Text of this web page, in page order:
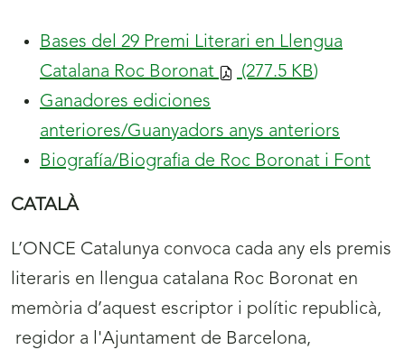
Bases del 29 Premi Literari en Llengua
Catalana Roc Boronat
(277.5 KB)
Ganadores ediciones
anteriores/Guanyadors anys anteriors
Biografía/Biografia de Roc Boronat i Font
CATALÀ
L’ONCE Catalunya convoca cada any els premis
literaris en llengua catalana Roc Boronat en
memòria d’aquest escriptor i polític republicà,
regidor a l'Ajuntament de Barcelona,